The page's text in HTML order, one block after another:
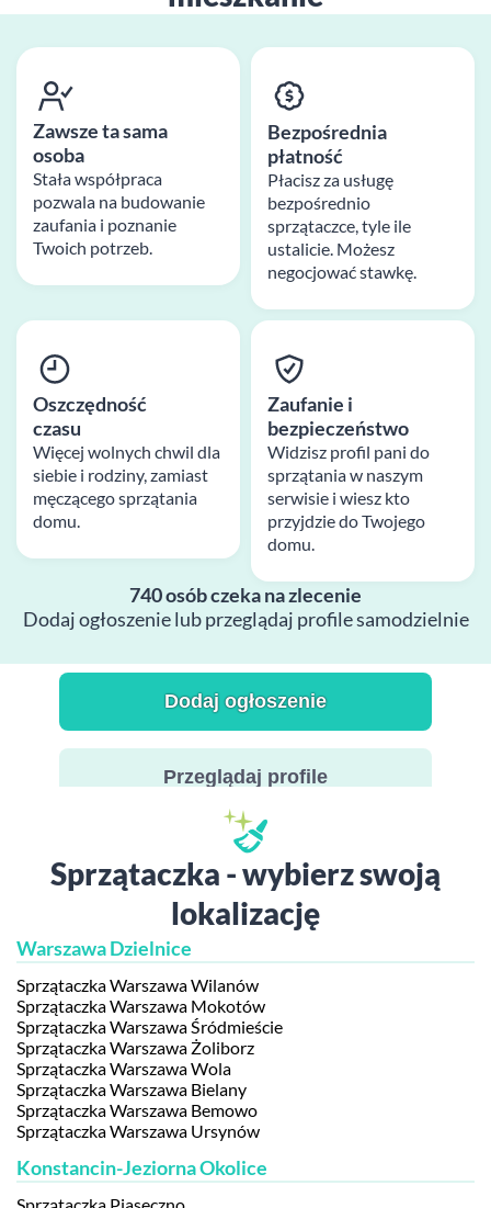
Zawsze ta sama
osoba
Stała współpraca
pozwala na budowanie
zaufania i poznanie
Twoich potrzeb.
Oszczędność
czasu
Więcej wolnych chwil dla
siebie i rodziny, zamiast
męczącego sprzątania
domu.
Bezpośrednia
płatność
Płacisz za usługę
bezpośrednio
sprzątaczce, tyle ile
ustalicie. Możesz
negocjować stawkę.
Zaufanie i
bezpieczeństwo
Widzisz profil pani do
sprzątania w naszym
serwisie i wiesz kto
przyjdzie do Twojego
domu.
740 osób czeka na zlecenie
Dodaj ogłoszenie lub przeglądaj profile samodzielnie
Dodaj ogłoszenie
Przeglądaj profile
Sprzątaczka - wybierz swoją
lokalizację
Warszawa Dzielnice
Sprzątaczka Warszawa Wilanów
Sprzątaczka Warszawa Mokotów
Sprzątaczka Warszawa Śródmieście
Sprzątaczka Warszawa Żoliborz
Sprzątaczka Warszawa Wola
Sprzątaczka Warszawa Bielany
Sprzątaczka Warszawa Bemowo
Sprzątaczka Warszawa Ursynów
Konstancin-Jeziorna Okolice